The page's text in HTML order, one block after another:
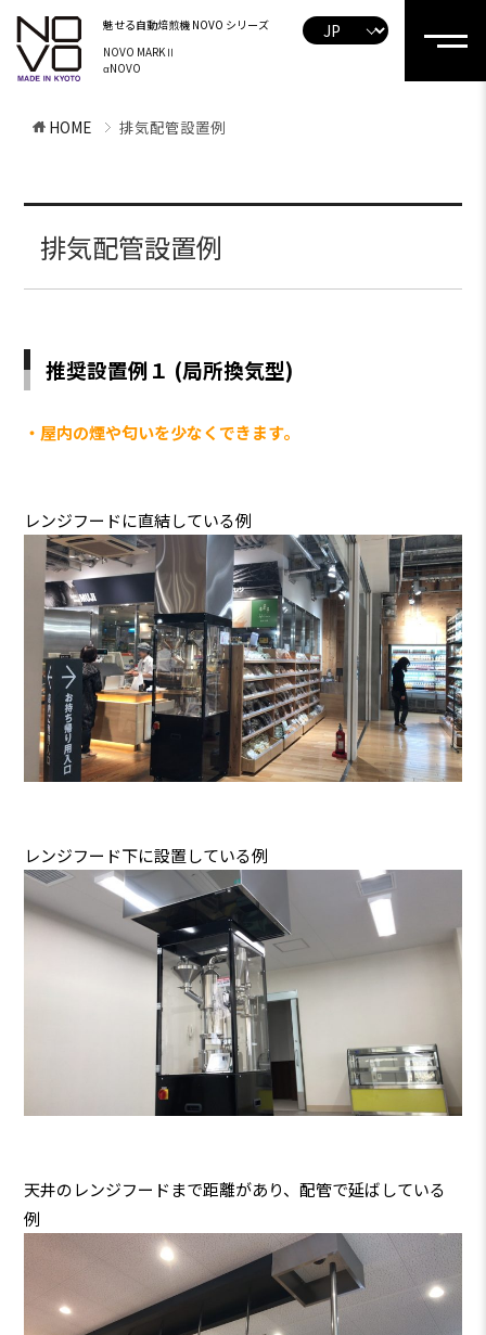
魅せる自動焙煎機 NOVO シリーズ
NOVO MARKⅡ
αNOVO
HOME 排気配管設置例
排気配管設置例
推奨設置例１ (局所換気型)
・屋内の煙や匂いを少なくできます。
レンジフードに直結している例
レンジフード下に設置している例
天井のレンジフードまで距離があり、配管で延ばしている
例